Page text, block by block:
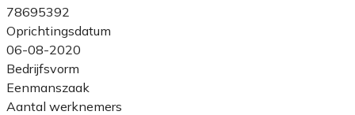
78695392
Oprichtingsdatum
06-08-2020
Bedrijfsvorm
Eenmanszaak
Aantal werknemers